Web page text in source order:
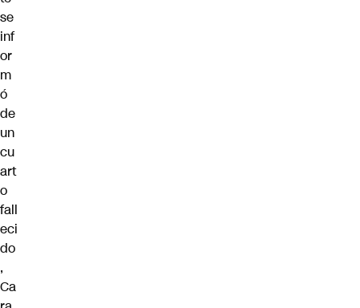
se
inf
or
m
ó
de
un
cu
art
o
fall
eci
do
,
Ca